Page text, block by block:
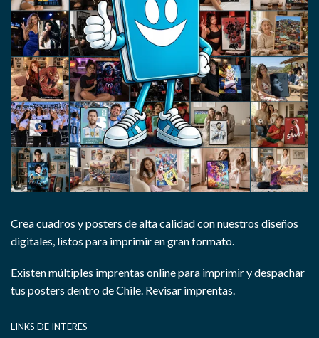
Crea cuadros y posters de alta calidad con nuestros diseños
digitales, listos para imprimir en gran formato.
Existen múltiples imprentas online para imprimir y despachar
tus posters dentro de Chile. Revisar imprentas.
LINKS DE INTERÉS